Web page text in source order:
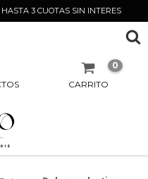
3 CUOTAS SIN INTERES
CARRITO
0